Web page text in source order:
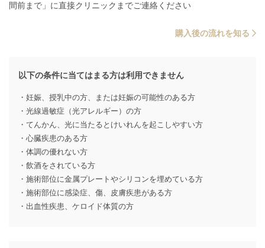
間前まで」に直接クリニックまでご連絡ください
購入後の流れを知る
以下の条件に当てはまる方は利用できません
・妊娠、授乳中の方、または妊娠の可能性のある方
・光線過敏症（光アレルギー）の方
・てんかん、光に当たるとけいれんを起こしやすい方
・心臓疾患のある方
・体調の優れない方
・飲酒をされている方
・施術部位に金属プレートやシリコンを埋めている方
・施術部位に感染症、傷、皮膚疾患がある方
・出血性疾患、ケロイド体質の方